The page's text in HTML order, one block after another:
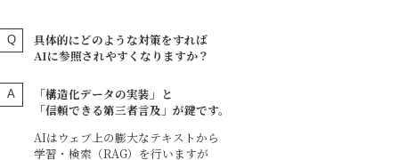
具体的にどのような対策をすれば
AIに参照されやすくなりますか？
「構造化データの実装」と
「信頼できる第三者言及」が鍵です。
AIはウェブ上の膨大なテキストから
学習・検索（RAG）を行いますが